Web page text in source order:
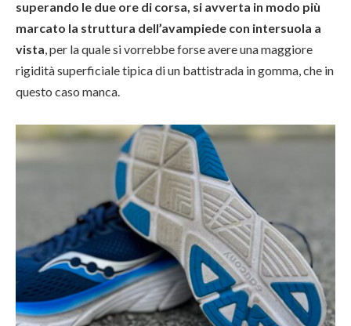
superando le due ore di corsa, si avverta in modo più
marcato la struttura dell’avampiede con intersuola a
vista , per la quale si vorrebbe forse avere una maggiore
rigidità superficiale tipica di un battistrada in gomma, che in
questo caso manca.